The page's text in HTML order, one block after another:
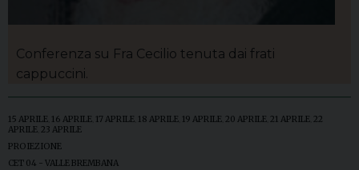
Conferenza su Fra Cecilio tenuta dai frati
cappuccini.
15 APRILE 16 APRILE 17 APRILE 18 APRILE 19 APRILE 20 APRILE 21 APRILE 22
APRILE 23 APRILE
PROIEZIONE
CET 04 - VALLE BREMBANA